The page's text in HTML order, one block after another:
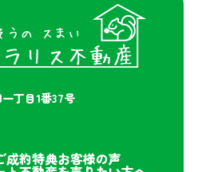
丁目1番37号
成約特典お客様の声